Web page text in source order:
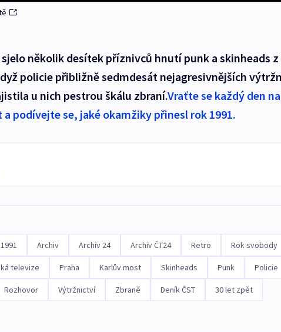
sjelo několik desítek příznivců hnutí punk a skinheads z
policie přibližně sedmdesát nejagresivnějších
u nich pestrou škálu zbraní.Vraťte se každý den
a podívejte se, jaké okamžiky přinesl rok 1991.
1991 Archiv Archiv 24 Archiv ČT24 Retro Rok svobody
televize Praha Karlův most Skinheads Punk Policie
Rozhovor Výtržnictví Zbraně Deník ČST 30 let zpět